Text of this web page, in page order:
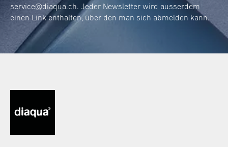
service@diaqua.ch. Jeder Newsletter wird ausserdem
einen Link enthalten, über den man sich abmelden kann.